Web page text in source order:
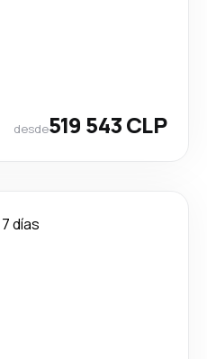
desde519 543 CLP
7 días